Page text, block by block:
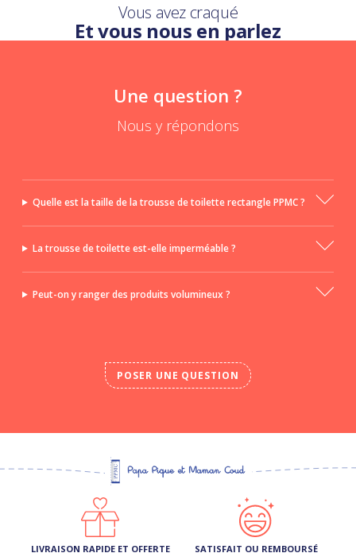
Vous avez craqué
Et vous nous en parlez
Une question ?
Nous y répondons
Quelle est la taille de la trousse de toilette rectangle PPMC ?
La trousse de toilette est-elle imperméable ?
Peut-on y ranger des produits volumineux ?
POSER UNE QUESTION
LIVRAISON RAPIDE ET OFFERTE SATISFAIT OU REMBOURSÉ